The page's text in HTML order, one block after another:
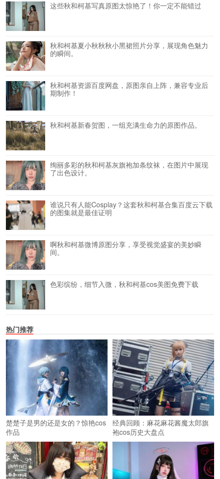
这些秋和柯基写真原图太惊艳了！你一定不能错过
秋和柯基夏小秋秋秋小黑裙照片分享，展现角色魅力
的瞬间。
秋和柯基资源百度网盘，原图亲自上阵，兼容专业后
期制作！
秋和柯基新春贺图，一组充满生命力的原图作品。
绚丽多彩的秋和柯基灰旗袍加条纹袜，在图片中展现
了出色设计。
谁说只有人能Cosplay？这套秋和柯基合集百度云下载
的图集就是最佳证明
啊秋和柯基微博原图分享，享受视觉盛宴的美妙瞬
间。
色彩缤纷，细节入微，秋和柯基cos美图免费下载
热门推荐
楚楚子是男的还是女的？惊艳cos
作品
经典回顾：麻花麻花酱魔太郎旗
袍cos历史大盘点